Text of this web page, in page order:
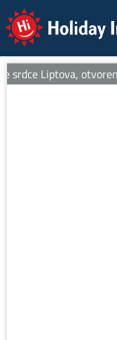
Holiday Info
Liptova,